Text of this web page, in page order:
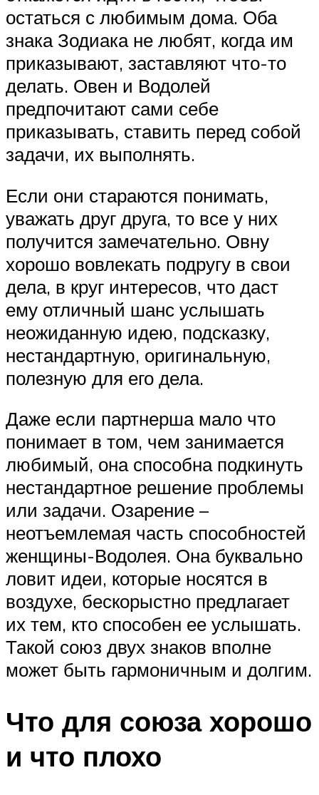
остаться с любимым дома. Оба
знака Зодиака не любят, когда им
приказывают, заставляют что-то
делать. Овен и Водолей
предпочитают сами себе
приказывать, ставить перед собой
задачи, их выполнять.
Если они стараются понимать,
уважать друг друга, то все у них
получится замечательно. Овну
хорошо вовлекать подругу в свои
дела, в круг интересов, что даст
ему отличный шанс услышать
неожиданную идею, подсказку,
нестандартную, оригинальную,
полезную для его дела.
Даже если партнерша мало что
понимает в том, чем занимается
любимый, она способна подкинуть
нестандартное решение проблемы
или задачи. Озарение –
неотъемлемая часть способностей
женщины-Водолея. Она буквально
ловит идеи, которые носятся в
воздухе, бескорыстно предлагает
их тем, кто способен ее услышать.
Такой союз двух знаков вполне
может быть гармоничным и долгим.
Что для союза хорошо
и что плохо